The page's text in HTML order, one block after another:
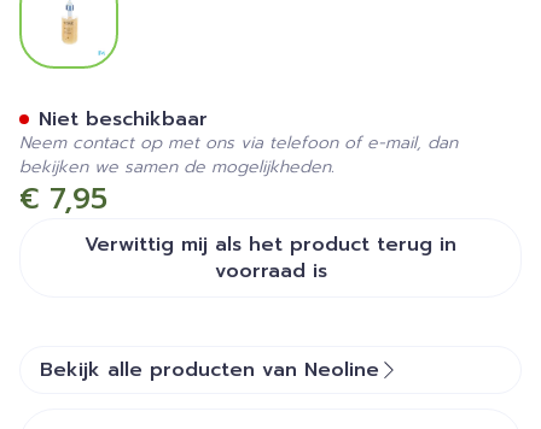
€ 7,95
Verwittig mij als het product terug in
voorraad is
Niet beschikbaar
Neem contact op met ons via telefoon of e-mail, dan
bekijken we samen de mogelijkheden.
Bekijk alle producten van Neoline